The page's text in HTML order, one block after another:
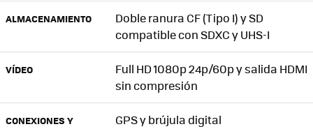
ALMACENAMIENTO
Doble ranura CF (Tipo I) y SD
compatible con SDXC y UHS-I
VÍDEO
Full HD 1080p 24p/60p y salida HDMI
sin compresión
CONEXIONES Y
GPS y brújula digital